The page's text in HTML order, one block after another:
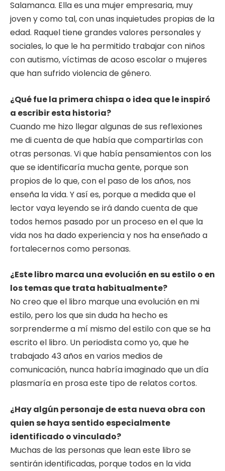
Salamanca. Ella es una mujer empresaria, muy
joven y como tal, con unas inquietudes propias de la
edad. Raquel tiene grandes valores personales y
sociales, lo que le ha permitido trabajar con niños
con autismo, víctimas de acoso escolar o mujeres
que han sufrido violencia de género.
¿Qué fue la primera chispa o idea que le inspiró
a escribir esta historia?
Cuando me hizo llegar algunas de sus reflexiones
me di cuenta de que había que compartirlas con
otras personas. Vi que había pensamientos con los
que se identificaría mucha gente, porque son
propios de lo que, con el paso de los años, nos
enseña la vida. Y así es, porque a medida que el
lector vaya leyendo se irá dando cuenta de que
todos hemos pasado por un proceso en el que la
vida nos ha dado experiencia y nos ha enseñado a
fortalecernos como personas.
¿Este libro marca una evolución en su estilo o en
los temas que trata habitualmente?
No creo que el libro marque una evolución en mi
estilo, pero los que sin duda ha hecho es
sorprenderme a mí mismo del estilo con que se ha
escrito el libro. Un periodista como yo, que he
trabajado 43 años en varios medios de
comunicación, nunca habría imaginado que un día
plasmaría en prosa este tipo de relatos cortos.
¿Hay algún personaje de esta nueva obra con
quien se haya sentido especialmente
identificado o vinculado?
Muchas de las personas que lean este libro se
sentirán identificadas, porque todos en la vida